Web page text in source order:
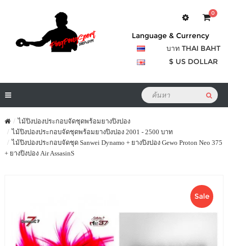
0
Language & Currency
บาท THAI BAHT
$ US DOLLAR
ไม้ปิงปองประกอบจัดชุดพร้อมยางปิงปอง
ไม้ปิงปองประกอบจัดชุดพร้อมยางปิงปอง 2001 - 2500 บาท
ไม้ปิงปองประกอบจัดชุด Sanwei Dynamo + ยางปิงปอง Gewo Proton Neo 375
+ ยางปิงปอง Air AssasinS
Sale